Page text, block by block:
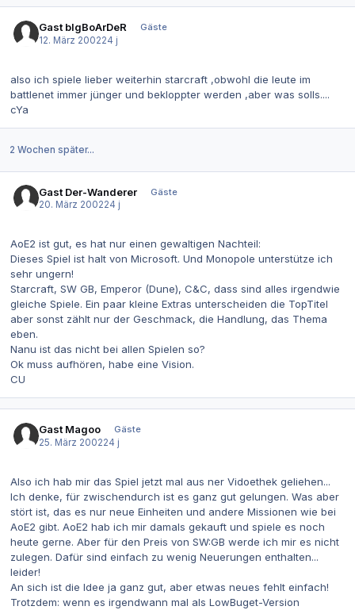
Gast bIgBoArDeR
Gäste
12. März 200224 j
also ich spiele lieber weiterhin starcraft ,obwohl die leute im
battlenet immer jünger und bekloppter werden ,aber was solls....
cYa
2 Wochen später...
Gast Der-Wanderer
Gäste
20. März 200224 j
AoE2 ist gut, es hat nur einen gewaltigen Nachteil:
Dieses Spiel ist halt von Microsoft. Und Monopole unterstütze ich
sehr ungern!
Starcraft, SW GB, Emperor (Dune), C&C, dass sind alles irgendwie
gleiche Spiele. Ein paar kleine Extras unterscheiden die TopTitel
aber sonst zählt nur der Geschmack, die Handlung, das Thema
eben.
Nanu ist das nicht bei allen Spielen so?
Ok muss aufhören, habe eine Vision.
CU
Gast Magoo
Gäste
25. März 200224 j
Also ich hab mir das Spiel jetzt mal aus ner Vidoethek geliehen...
Ich denke, für zwischendurch ist es ganz gut gelungen. Was aber
stört ist, das es nur neue Einheiten und andere Missionen wie bei
AoE2 gibt. AoE2 hab ich mir damals gekauft und spiele es noch
heute gerne. Aber für den Preis von SW:GB werde ich mir es nicht
zulegen. Dafür sind einfach zu wenig Neuerungen enthalten...
leider!
An sich ist die Idee ja ganz gut, aber etwas neues fehlt einfach!
Trotzdem: wenn es irgendwann mal als LowBuget-Version